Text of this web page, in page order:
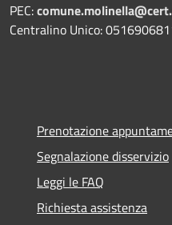
PEC:
Centralino Unico:
Prenotazione
Segnalazione disservizio
Leggi le FAQ
Richiesta assistenza